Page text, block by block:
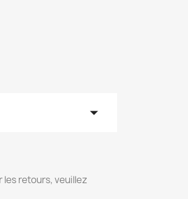
arrow_drop_down
les retours, veuillez